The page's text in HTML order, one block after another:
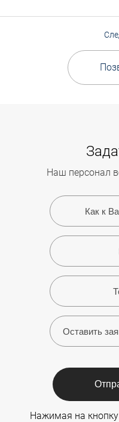
Наш персонал
Нажимая на